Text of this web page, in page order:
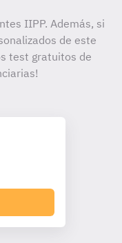
IIPP. Además, si
de este
test gratuitos de